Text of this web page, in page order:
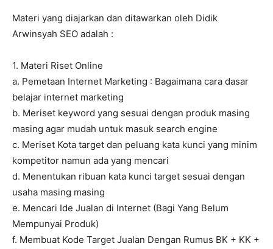
Materi yang diajarkan dan ditawarkan oleh Didik
Arwinsyah SEO adalah :
1. Materi Riset Online
a. Pemetaan Internet Marketing : Bagaimana cara dasar
belajar internet marketing
b. Meriset keyword yang sesuai dengan produk masing
masing agar mudah untuk masuk search engine
c. Meriset Kota target dan peluang kata kunci yang minim
kompetitor namun ada yang mencari
d. Menentukan ribuan kata kunci target sesuai dengan
usaha masing masing
e. Mencari Ide Jualan di Internet (Bagi Yang Belum
Mempunyai Produk)
f. Membuat Kode Target Jualan Dengan Rumus BK + KK +